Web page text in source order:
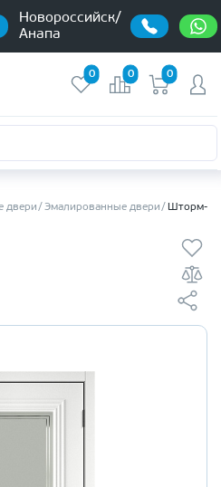
Новороссийск/
Анапа
0 0 0
двери Эмалированные двери Шторм-2